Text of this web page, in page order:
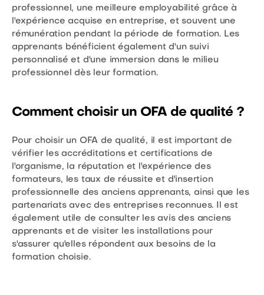
professionnel, une meilleure employabilité grâce à
l'expérience acquise en entreprise, et souvent une
rémunération pendant la période de formation. Les
apprenants bénéficient également d'un suivi
personnalisé et d'une immersion dans le milieu
professionnel dès leur formation.
Comment choisir un OFA de qualité ?
Pour choisir un OFA de qualité, il est important de
vérifier les accréditations et certifications de
l'organisme, la réputation et l'expérience des
formateurs, les taux de réussite et d'insertion
professionnelle des anciens apprenants, ainsi que les
partenariats avec des entreprises reconnues. Il est
également utile de consulter les avis des anciens
apprenants et de visiter les installations pour
s'assurer qu'elles répondent aux besoins de la
formation choisie.